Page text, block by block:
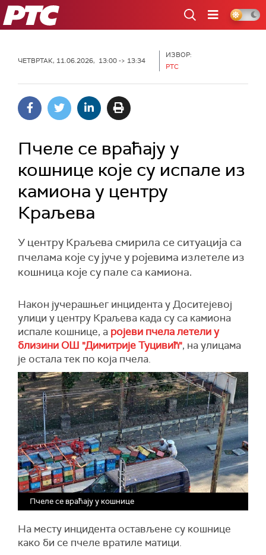
РТС
ЧЕТВРТАК, 11.06.2026, 13:00 -> 13:34
ИЗВОР:
РТС
Пчеле се враћају у
кошнице које су испале из
камиона у центру
Краљева
У центру Краљева смирила се ситуација са
пчелама које су јуче у ројевима излетеле из
кошница које су пале са камиона.
Након јучерашњег инцидента у Доситејевој
улици у центру Краљева када су са камиона
испале кошнице, а ројеви пчела летели у
близини ОШ "Димитрије Туцивић", на улицама
је остала тек по која пчела.
Пчеле се враћају у кошнице
На месту инцидента остављене су кошнице
како би се пчеле вратиле матици.